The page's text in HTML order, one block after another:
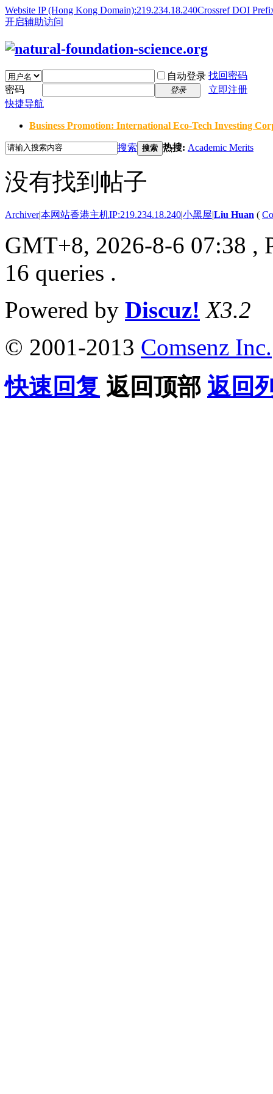
Website IP (Hong Kong Domain):219.234.18.240Crossref DOI
开启辅助访问
自动登录 找回密码
密码
登录
立即注册
快捷导航
Business Promotion: International Eco-Tech Investing
搜索 搜索 热搜: Academic Merits
没有找到帖子
Archiver|本网站香港主机IP:219.234.18.240|小黑屋|Liu Huan (
GMT+8, 2026-8-6 07:38 ,
16 queries .
Powered by Discuz! X3.2
© 2001-2013 Comsenz Inc.
快速回复 返回顶部 返回